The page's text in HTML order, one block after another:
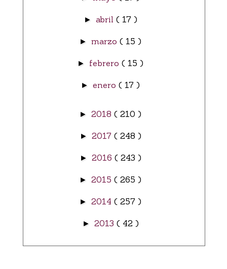
► abril ( 17 )
► marzo ( 15 )
► febrero ( 15 )
► enero ( 17 )
► 2018 ( 210 )
► 2017 ( 248 )
► 2016 ( 243 )
► 2015 ( 265 )
► 2014 ( 257 )
► 2013 ( 42 )